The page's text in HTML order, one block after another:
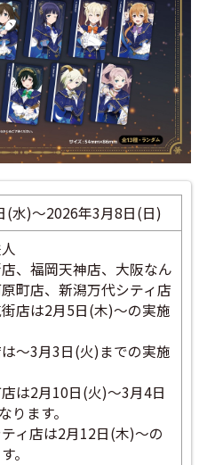
(水)～2026年3月8日(日)
、福岡天神店、大阪なん
町店、新潟万代シティ店
店は2月5日(木)～の実施
～3月3日(火)までの実施
は2月10日(火)～3月4日
ります。
ィ店は2月12日(木)～の
。